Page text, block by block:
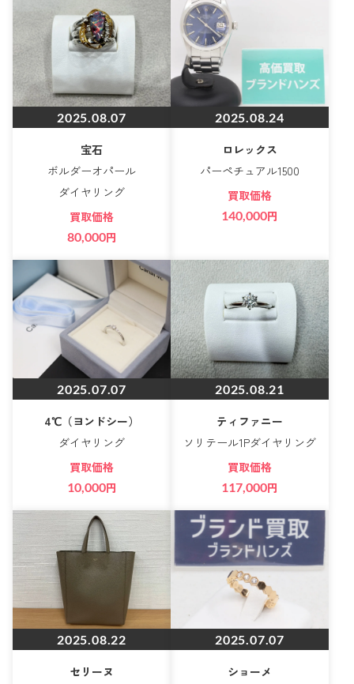
2025.08.07
宝石
ボルダーオパール
ダイヤリング
買取価格
80,000円
2025.08.24
ロレックス
パーペチュアル1500
買取価格
140,000円
2025.07.07
4℃（ヨンドシー）
ダイヤリング
買取価格
10,000円
2025.08.21
ティファニー
ソリテール1Pダイヤリング
買取価格
117,000円
2025.08.22
セリーヌ
2025.07.07
ショーメ